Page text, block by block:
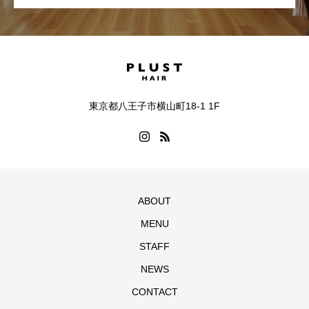
東京都八王子市横山町18-1 1F
ABOUT
MENU
STAFF
NEWS
CONTACT